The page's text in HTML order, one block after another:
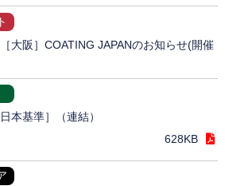
大阪］COATING JAPANのお知らせ(開催
本基準］（連結）
628KB